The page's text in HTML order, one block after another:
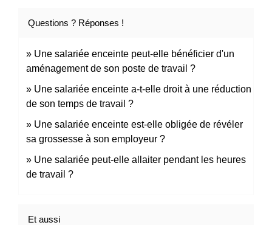
Questions ? Réponses !
Une salariée enceinte peut-elle bénéficier d'un
aménagement de son poste de travail ?
Une salariée enceinte a-t-elle droit à une réduction
de son temps de travail ?
Une salariée enceinte est-elle obligée de révéler
sa grossesse à son employeur ?
Une salariée peut-elle allaiter pendant les heures
de travail ?
Et aussi